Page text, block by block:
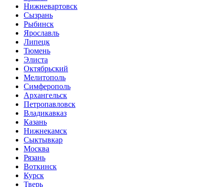
Нижневартовск
Сызрань
Рыбинск
Ярославль
Липецк
Тюмень
Элиста
Октябрьский
Мелитополь
Симферополь
Архангельск
Петропавловск
Владикавказ
Казань
Нижнекамск
Сыктывкар
Москва
Рязань
Воткинск
Курск
Тверь